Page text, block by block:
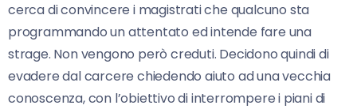
cerca di convincere i magistrati che qualcuno sta
programmando un attentato ed intende fare una
strage. Non vengono però creduti. Decidono quindi di
evadere dal carcere chiedendo aiuto ad una vecchia
conoscenza, con l’obiettivo di interrompere i piani di